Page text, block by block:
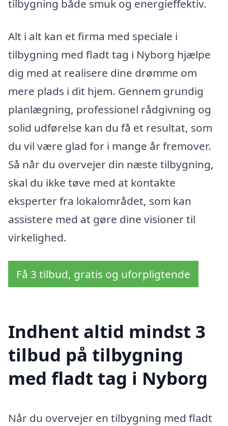
tilbygning både smuk og energieffektiv.
Alt i alt kan et firma med speciale i
tilbygning med fladt tag i Nyborg hjælpe
dig med at realisere dine drømme om
mere plads i dit hjem. Gennem grundig
planlægning, professionel rådgivning og
solid udførelse kan du få et resultat, som
du vil være glad for i mange år fremover.
Så når du overvejer din næste tilbygning,
skal du ikke tøve med at kontakte
eksperter fra lokalområdet, som kan
assistere med at gøre dine visioner til
virkelighed.
Få 3 tilbud, gratis og uforpligtende
Indhent altid mindst 3
tilbud på tilbygning
med fladt tag i Nyborg
Når du overvejer en tilbygning med fladt